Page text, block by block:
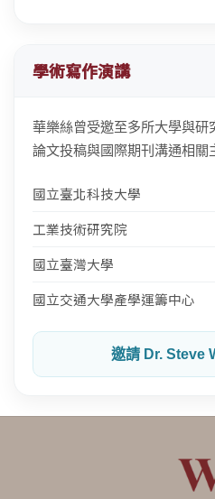
學術寫作演講
華樂絲曾受邀至多所大學與研
論文投稿與國際期刊溝通相關
國立臺北科技大學
工業技術研究院
國立臺灣大學
國立交通大學產學運籌中心
邀請 Dr. Steve